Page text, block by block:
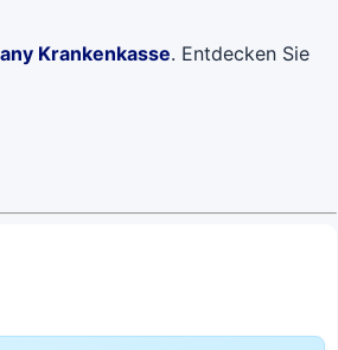
Krankenkasse. Entdecken Sie